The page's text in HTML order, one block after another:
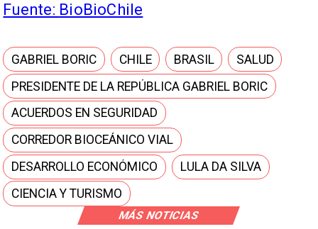
MÁS NOTICIAS
Fuente: BioBioChile
GABRIEL BORIC CHILE BRASIL
SALUD
PRESIDENTE DE LA REPÚBLICA GABRIEL BORIC
ACUERDOS EN SEGURIDAD
CORREDOR BIOCEÁNICO VIAL
DESARROLLO ECONÓMICO
LULA DA SILVA
CIENCIA Y TURISMO